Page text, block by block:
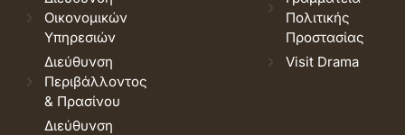
Οικονομικών
Υπηρεσιών
Διεύθυνση
Περιβάλλοντος
& Πρασίνου
Διεύθυνση
Πολιτικής
Προστασίας
Visit Drama